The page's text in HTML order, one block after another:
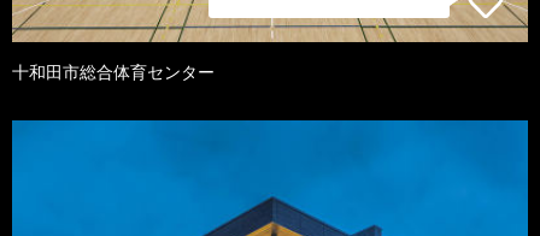
十和田市総合体育センター